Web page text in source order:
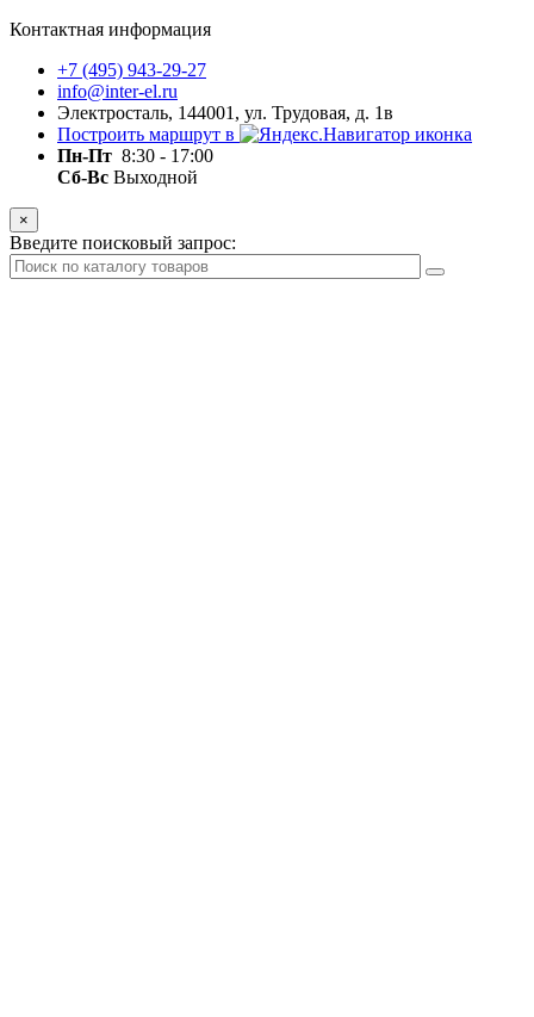
Контактная информация
+7 (495) 943-29-27
info@inter-el.ru
Электросталь, 144001, ул. Трудовая, д. 1в
Построить маршрут в
Пн-Пт 8:30 - 17:00
Сб-Вс Выходной
×
Введите поисковый запрос: